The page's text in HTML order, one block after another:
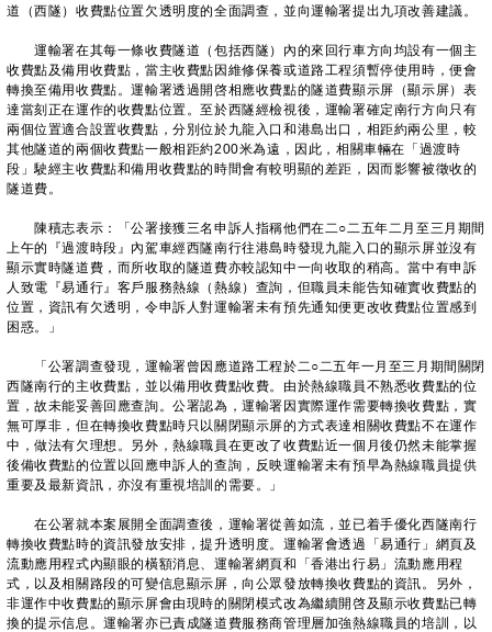
道（西隧）收費點位置欠透明度的全面調查，並向運輸署提出九項改善建議。
運輸署在其每一條收費隧道（包括西隧）內的來回行車方向均設有一個主
收費點及備用收費點，當主收費點因維修保養或道路工程須暫停使用時，便會
轉換至備用收費點。運輸署透過開啓相應收費點的隧道費顯示屏（顯示屏）表
達當刻正在運作的收費點位置。至於西隧經檢視後，運輸署確定南行方向只有
兩個位置適合設置收費點，分別位於九龍入口和港島出口，相距約兩公里，較
其他隧道的兩個收費點一般相距約200米為遠，因此，相關車輛在「過渡時
段」駛經主收費點和備用收費點的時間會有較明顯的差距，因而影響被徵收的
隧道費。
陳積志表示：「公署接獲三名申訴人指稱他們在二○二五年二月至三月期間
上午的『過渡時段』內駕車經西隧南行往港島時發現九龍入口的顯示屏並沒有
顯示實時隧道費，而所收取的隧道費亦較認知中一向收取的稍高。當中有申訴
人致電『易通行』客戶服務熱線（熱線）查詢，但職員未能告知確實收費點的
位置，資訊有欠透明，令申訴人對運輸署未有預先通知便更改收費點位置感到
困惑。」
「公署調查發現，運輸署曾因應道路工程於二○二五年一月至三月期間關閉
西隧南行的主收費點，並以備用收費點收費。由於熱線職員不熟悉收費點的位
置，故未能妥善回應查詢。公署認為，運輸署因實際運作需要轉換收費點，實
無可厚非，但在轉換收費點時只以關閉顯示屏的方式表達相關收費點不在運作
中，做法有欠理想。另外，熱線職員在更改了收費點近一個月後仍然未能掌握
後備收費點的位置以回應申訴人的查詢，反映運輸署未有預早為熱線職員提供
重要及最新資訊，亦沒有重視培訓的需要。」
在公署就本案展開全面調查後，運輸署從善如流，並已着手優化西隧南行
轉換收費點時的資訊發放安排，提升透明度。運輸署會透過「易通行」網頁及
流動應用程式內顯眼的橫額消息、運輸署網頁和「香港出行易」流動應用程
式，以及相關路段的可變信息顯示屏，向公眾發放轉換收費點的資訊。另外，
非運作中收費點的顯示屏會由現時的關閉模式改為繼續開啓及顯示收費點已轉
換的提示信息。運輸署亦已責成隧道費服務商管理層加強熱線職員的培訓，以